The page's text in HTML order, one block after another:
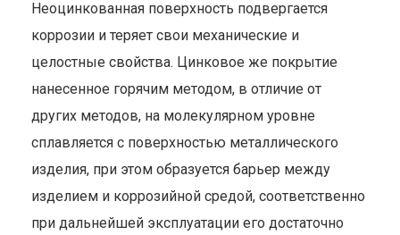
Неоцинкованная поверхность подвергается
коррозии и теряет свои механические и
целостные свойства. Цинковое же покрытие
нанесенное горячим методом, в отличие от
других методов, на молекулярном уровне
сплавляется с поверхностью металлического
изделия, при этом образуется барьер между
изделием и коррозийной средой, соответственно
при дальнейшей эксплуатации его достаточно